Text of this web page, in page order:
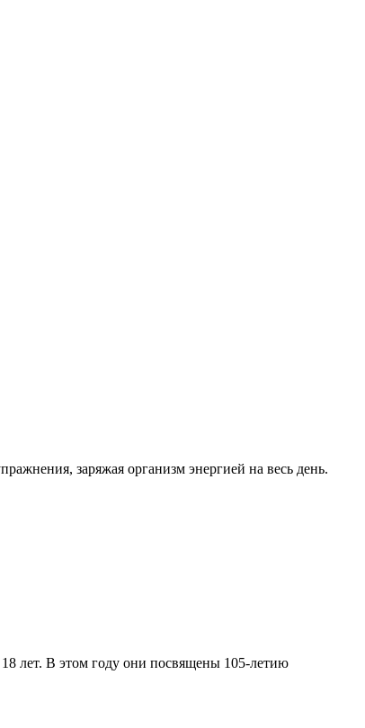
заряжая организм энергией на весь день.
лет. В этом году они посвящены 105-летию